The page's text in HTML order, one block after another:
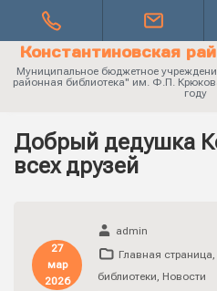
Константиновская
Муниципальное бюджетное
районная библиотека" им. Ф.П.
году
Добрый дедушка
всех друзей
27
мар
2026
admin
Главная страница,
библиотеки, Новости